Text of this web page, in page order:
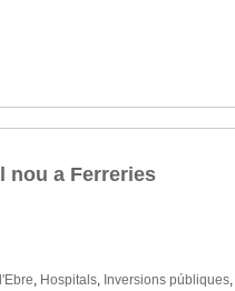
nou a Ferreries
, Hospitals, Inversions públiques,